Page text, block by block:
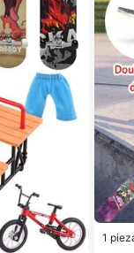
1
onal